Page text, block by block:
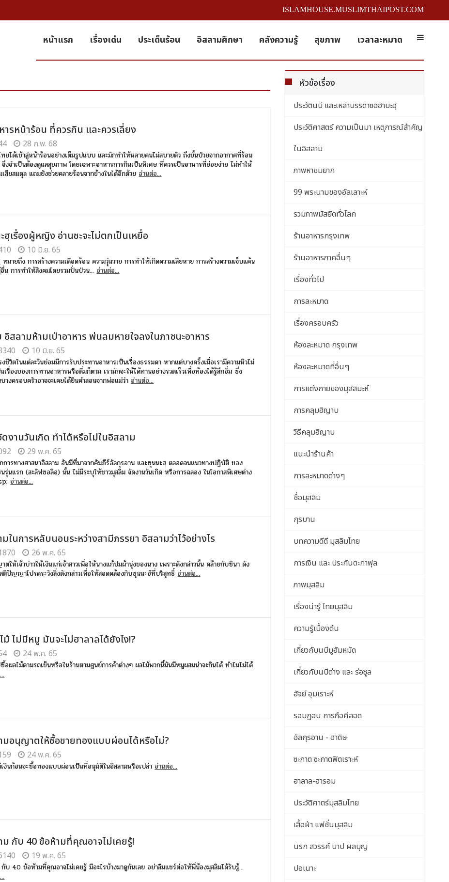
ISLAMHOUSE.MUSLIMTHAIPOST.COM
หน้าแรก เรื่องเด่น ประเด็นร้อน อิสลามศึกษา คลังความรู้ สุขภาพ เวลาละหมาด
ารหน้าร้อน ที่ควรกิน และควรเลี่ยง
28 ก.พ. 68
ยได้เข้าสู่หน้าร้อนอย่างเต็มรูปแบบ และมักทำให้หลายคนไม่สบายตัว ถึงขั้นป่วยจากอากาศที่ร้อน
งจำเป็นต้องดูแลสุขภาพ โดยเฉพาะอาหารการกินเป็นพิเศษ ที่ควรเป็นอาหารที่ย่อยง่าย ไม่ทำให้
เสียสมดุล แถมยังช่วยคลายร้อนจากข้างในได้อีกด้วย อ่านต่อ...
ฮฺเรื่องผู้หญิง อ่านซะจะไม่ตกเป็นเหยื่อ
10 มิ.ย. 65
มายถึง การสร้างความเดือดร้อน ความวุ่นวาย การทำให้เกิดความเสียหาย การสร้างความเจ็บแค้น
น การทำให้สังคมโดยรวมปั่นป่วน... อ่านต่อ...
อิสลามห้ามเป่าอาหาร พ่นลมหายใจลงในภาชนะอาหาร
10 มิ.ย. 65
งชีวิตในแต่ละวันย่อมมีการรับประทานอาหารเป็นเรื่องธรรมดา หากแต่บางครั้งเมื่อเรามีความหิวไม่
นเรื่องของการทานอาหารหรือดื่มก็ตาม เรามักจะให้ได้ทานอย่างรวดเร็วเพื่อท้องได้รู้สึกอิ่ม ซึ่ง
างครอบครัวอาจจะเคยได้ยินคำสอนจากพ่อแม่ว่า อ่านต่อ...
งานวันเกิด ทำได้หรือไม่ในอิสลาม
29 พ.ค. 65
การทางศาสนาอิสลาม อันมีที่มาจากคัมภีร์อัลกุรอาน และซุนนะฮฺ ตลอดจนแนวทางปฏิบัติ ของ
รุ่นแรก (สะลัฟซอลิฮฺ) นั้น ไม่มีระบุให้ชาวมุสลิม จัดงานวันเกิด หรือการฉลอง ในโอกาสพิเศษต่าง
อ่านต่อ...
ในการหลับนอนระหว่างสามีภรรยา อิสลามว่าไว้อย่างไร
26 พ.ค. 65
ตให้เจ้าบ่าวให้เงินแก่เจ้าสาวเพื่อให้นางแก้ปมผ้านุ่งของนาง เพราะดังกล่าวนั้น คล้ายกับซินา ดัง
ติปัญญาโปรดระวังสิ่งดังกล่าวเพื่อให้สอดคล้องกับซุนนะฮ์ที่บริสุทธิ์ อ่านต่อ...
ไม่มีหมู มันจะไม่ฮาลาลได้ยังไง!?
24 พ.ค. 65
ซื้อผลไม้ตามรถเข็นหรือในร้านตามศูนย์การค้าต่างๆ ผลไม้พวกนี้มันมีหมูผสมน่าจะกินได้ ทำไมไม่ได้
มอนุญาตให้ซื้อขายทองแบบผ่อนได้หรือไม่?
24 พ.ค. 65
เงินก้อนจะซื้อทองแบบผ่อนเป็นที่อนุมัติในอิสลามหรือเปล่า อ่านต่อ...
ม กับ 40 ข้อห้ามที่คุณอาจไม่เคยรู้!
19 พ.ค. 65
กับ 40 ข้อห้ามที่คุณอาจไม่เคยรู้ มีอะไรบ้างมาดูกันเลย อย่าลืมแชร์ต่อให้พี่น้องมุสลิมได้รับรู้...
หัวข้อเรื่อง
ประวัตินบี และเหล่าบรรดาซอฮาบะฮฺ
ประวัติศาสตร์ ความเป็นมา เหตุการณ์สำคัญ
ในอิสลาม
ภาพหาชมยาก
99 พระนามของอัลเลาะห์
รวมภาพมัสยิดทั่วโลก
ร้านอาหารกรุงเทพ
ร้านอาหารภาคอื่นๆ
เรื่องทั่วไป
การละหมาด
เรื่องครอบครัว
ห้องละหมาด กรุงเทพ
ห้องละหมาดที่อื่นๆ
การแต่งกายของมุสลิมะห์
การคลุมฮิญาบ
วิธีคลุมฮิญาบ
แนะนำร้านค้า
การละหมาดต่างๆ
ชื่อมุสลิม
กุรบาน
บทความดีดี มุสลิมไทย
การเงิน และ ประกันตะกาฟุล
ภาพมุสลิม
เรื่องน่ารู้ ไทยมุสลิม
ความรู้เบื้องต้น
เกี่ยวกับนบีมูฮัมหมัด
เกี่ยวกับนบีต่าง และ ร่อซูล
ฮัจย์ อุมเราะห์
รอมฏอน การถือศีลอด
อัลกุรอาน - ฮาดิษ
ซะกาต ซะกาตฟิตเราะห์
ฮาลาล-ฮารอม
ประวัติศาตร์มุสลิมไทย
เสื้อผ้า แฟชั่นมุสลิม
นรก สวรรค์ บาป ผลบุญ
ปอเนาะ